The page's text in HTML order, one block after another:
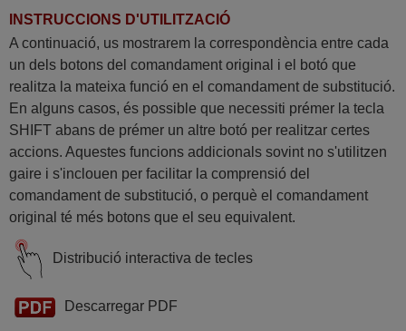
INSTRUCCIONS D'UTILITZACIÓ
A continuació, us mostrarem la correspondència entre cada
un dels botons del comandament original i el botó que
realitza la mateixa funció en el comandament de substitució.
En alguns casos, és possible que necessiti prémer la tecla
SHIFT abans de prémer un altre botó per realitzar certes
accions. Aquestes funcions addicionals sovint no s'utilitzen
gaire i s'inclouen per facilitar la comprensió del
comandament de substitució, o perquè el comandament
original té més botons que el seu equivalent.
Distribució interactiva de tecles
Descarregar PDF